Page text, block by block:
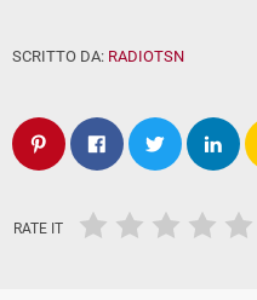
SCRITTO DA: RADIOTSN
RATE IT